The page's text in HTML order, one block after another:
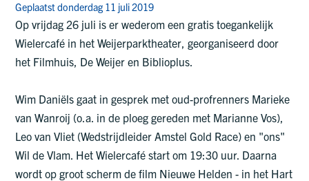
Geplaatst donderdag 11 juli 2019
Op vrijdag 26 juli is er wederom een gratis toegankelijk
Wielercafé in het Weijerparktheater, georganiseerd door
het Filmhuis, De Weijer en Biblioplus.
Wim Daniëls gaat in gesprek met oud-profrenners Marieke
van Wanroij (o.a. in de ploeg gereden met Marianne Vos),
Leo van Vliet (Wedstrijdleider Amstel Gold Race) en "ons"
Wil de Vlam. Het Wielercafé start om 19:30 uur. Daarna
wordt op groot scherm de film Nieuwe Helden - in het Hart